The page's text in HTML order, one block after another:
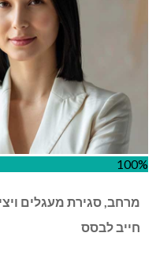
100%
מרחב, סגירת מעגלים
חייב לבסס